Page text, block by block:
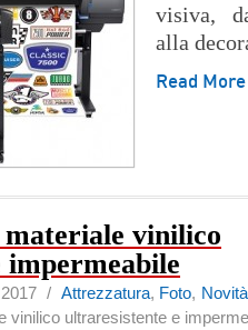
visiva,
alla
Read
vinilico
2017 /Attrezzatura, Foto, Novità
vinilico ultraresistente e